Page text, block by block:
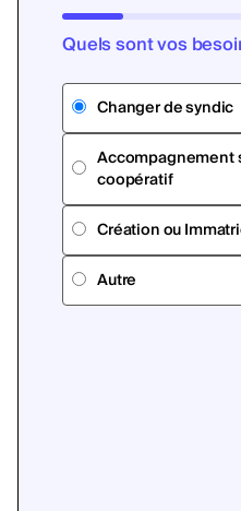
Quels sont vos
Changer de syndic
Accompagnement
coopératif
Création ou
Autre